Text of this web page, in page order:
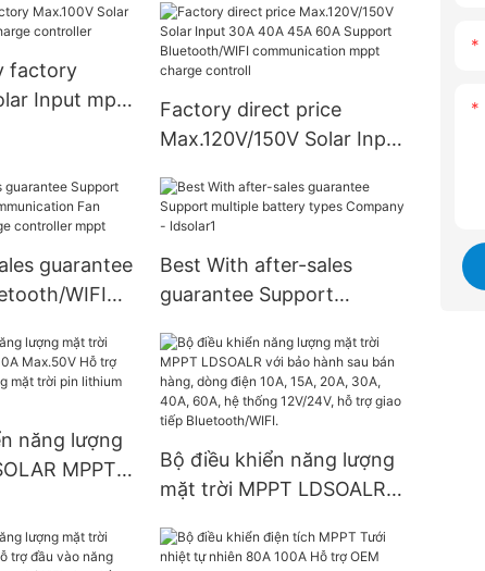
factory
Input mppt
Factory direct price
Max.120V/150V Solar Input
Bluetooth/WIFI
communication mppt
charge controll
guarantee
WIFI
charge
Best With after-sales
guarantee Support
Company - ldsolar1
năng lượng
MPPT
mặt trời
RV
Bộ điều khiển năng lượng
mặt trời MPPT LDSOALR
hàng, dòng điện 10A, 15A,